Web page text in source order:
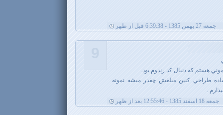
جمعه 27 بهمن 1385 - 6:39:38 قبل از ظهر
هستم كه دنبال كد رندوم بود.
طراحي كنين مبلغش چقدر ميشه نمونه
.
جمعه 18 اسفند 1385 - 12:55:46 بعد از ظهر